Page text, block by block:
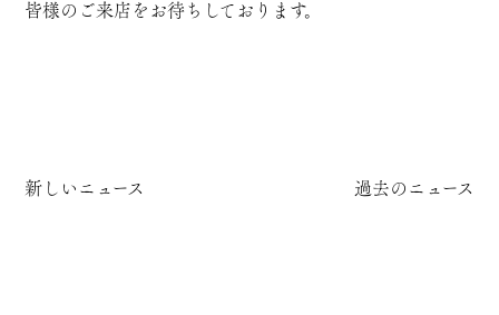
皆様のご来店をお待ちしております。
新しいニュース 過去のニュース